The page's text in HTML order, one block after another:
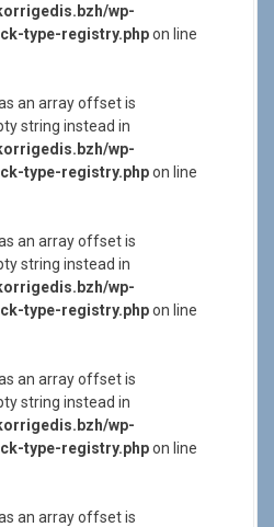
wp-
type-registry.phpon line
an array offset is
string instead in
wp-
type-registry.phpon line
an array offset is
string instead in
wp-
type-registry.phpon line
an array offset is
string instead in
wp-
type-registry.phpon line
an array offset is